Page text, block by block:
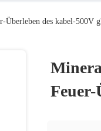
Überleben des kabel-500V
Feuer-